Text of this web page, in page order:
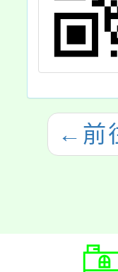
← 前